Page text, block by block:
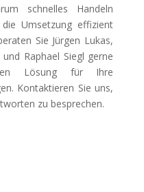
schnelles Handeln
Umsetzung effizient
Sie Jürgen Lukas,
Raphael Siegl gerne
Lösung für Ihre
Kontaktieren Sie uns,
zu besprechen.